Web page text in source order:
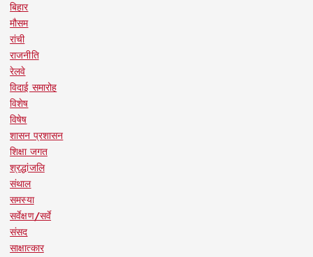
बिहार
मौसम
रांची
राजनीति
रेलवे
विदाई समारोह
विशेष
विषेष
शासन प्रशासन
शिक्षा जगत
श्रद्धांजलि
संथाल
समस्या
सर्वेक्षण/सर्वे
संसद
साक्षात्कार